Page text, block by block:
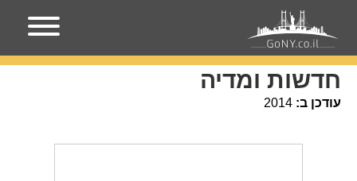
עמוד הבית חדשות ומדיה
חדשות ומדיה
עודכן ב: 2014